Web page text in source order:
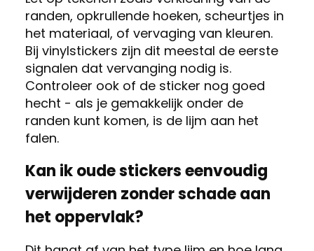
randen, opkrullende hoeken, scheurtjes in
het materiaal, of vervaging van kleuren.
Bij vinylstickers zijn dit meestal de eerste
signalen dat vervanging nodig is.
Controleer ook of de sticker nog goed
hecht - als je gemakkelijk onder de
randen kunt komen, is de lijm aan het
falen.
Kan ik oude stickers eenvoudig
verwijderen zonder schade aan
het oppervlak?